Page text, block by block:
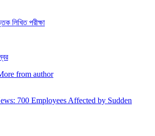
লিখিত পরীক্ষা
from author
700 Employees Affected by Sudden